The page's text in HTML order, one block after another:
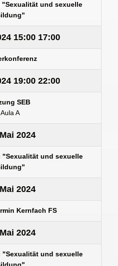
und sexuelle
15:00 17:00
19:00 22:00
SEB
Aula A
2024
"Sexualität und sexuelle
2024
Kernfach FS
2024
"Sexualität und sexuelle